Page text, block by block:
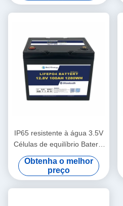
IP65 resistente à água 3.5V
Células de equilíbrio Bateria
de lítio 12V100Ah Bateria
solar de lítio
Obtenha o melhor
preço